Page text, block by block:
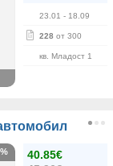
23.01 - 18.09
228 от 300
кв. Младост 1
40.85€